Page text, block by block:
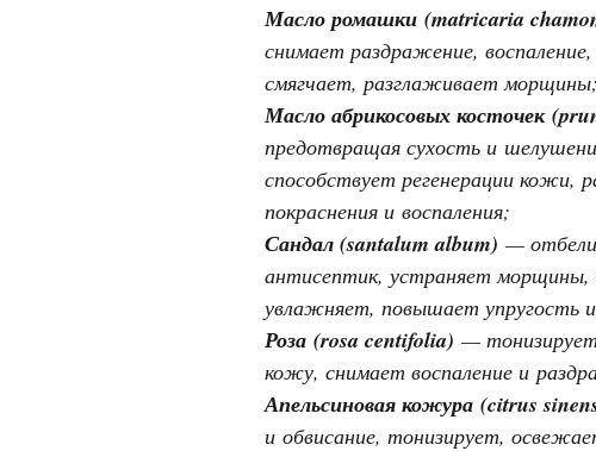
Масло ромашки (matricaria
снимает раздражение,
смягчает, разглаживает морщины;
Масло абрикосовых косточек
предотвращая сухость и
способствует регенерации
покраснения и воспаления;
Сандал (santalum album) —
антисептик, устраняет морщины,
увлажняет, повышает упругость
Роза (rosa centifolia) —
кожу, снимает воспаление и
Апельсиновая кожура (citrus
и обвисание, тонизирует,